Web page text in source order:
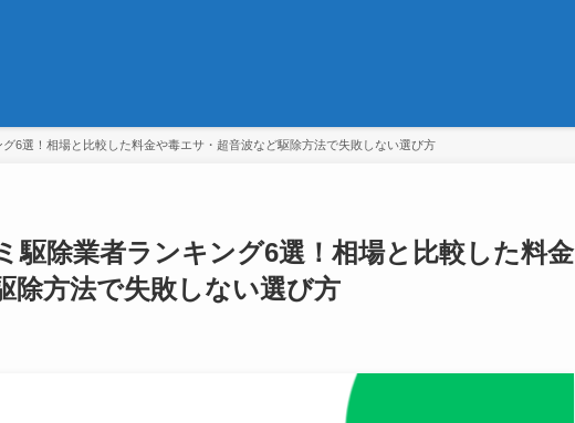
6選！相場と比較した料金や毒エサ・超音波など駆除方法で失敗しない選び方
駆除業者ランキング6選！相場と比較した料金
除方法で失敗しない選び方